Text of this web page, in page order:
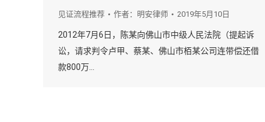
见证流程推荐 作者： 明安律师 2019年5月10日
2012年7月6日，陈某向佛山市中级人民法院（提起诉
讼，请求判令卢甲、蔡某、佛山市栢某公司连带偿还借
款800万…